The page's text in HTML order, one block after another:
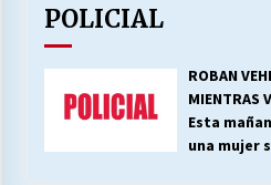
POLICIAL
ROBAN
MIENTRAS
Esta
una mujer